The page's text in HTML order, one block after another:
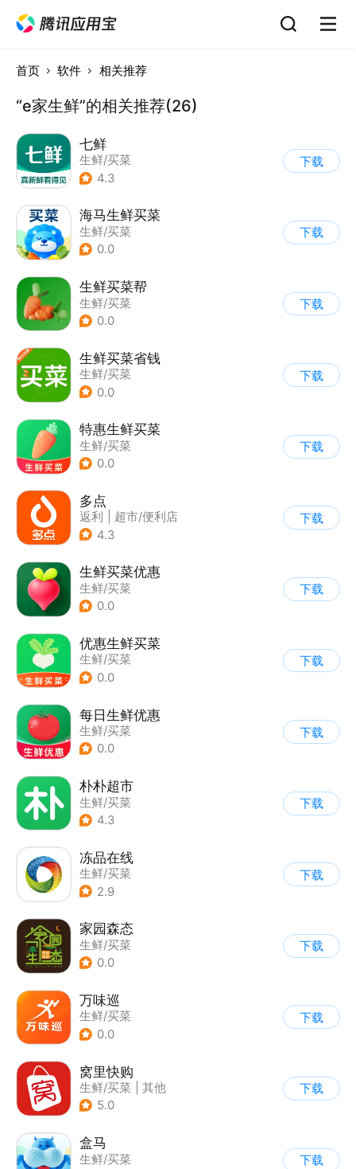
首页 软件 相关推荐
“e家生鲜”的相关推荐(26)
七鲜
生鲜/买菜
4.3
下载
海马生鲜买菜
生鲜/买菜
0.0
下载
生鲜买菜帮
生鲜/买菜
0.0
下载
生鲜买菜省钱
生鲜/买菜
0.0
下载
特惠生鲜买菜
生鲜/买菜
0.0
下载
多点
返利
超市/便利店
| 生鲜/买菜
4.3
下载
生鲜买菜优惠
生鲜/买菜
0.0
下载
优惠生鲜买菜
生鲜/买菜
0.0
下载
每日生鲜优惠
生鲜/买菜
0.0
下载
朴朴超市
生鲜/买菜
4.3
下载
冻品在线
生鲜/买菜
2.9
下载
家园森态
生鲜/买菜
0.0
下载
万味巡
生鲜/买菜
0.0
下载
窝里快购
生鲜/买菜
其他
5.0
下载
盒马
生鲜/买菜
下载